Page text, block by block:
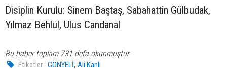
Disiplin Kurulu: Sinem Baştaş, Sabahattin Gülbudak,
Yılmaz Behlül, Ulus Candanal
Bu haber toplam 731 defa okunmuştur
Etiketler : GÖNYELİ,Ali Kanlı